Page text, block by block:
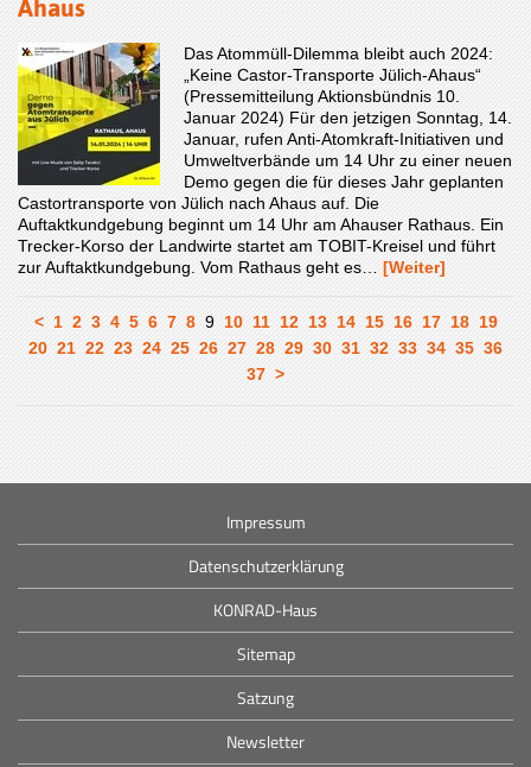
Ahaus
Das Atommüll-Dilemma bleibt auch 2024:
„Keine Castor-Transporte Jülich-Ahaus“
(Pressemitteilung Aktionsbündnis 10.
Januar 2024) Für den jetzigen Sonntag, 14.
Januar, rufen Anti-Atomkraft-Initiativen und
Umweltverbände um 14 Uhr zu einer neuen
Demo gegen die für dieses Jahr geplanten
Castortransporte von Jülich nach Ahaus auf. Die
Auftaktkundgebung beginnt um 14 Uhr am Ahauser Rathaus. Ein
Trecker-Korso der Landwirte startet am TOBIT-Kreisel und führt
zur Auftaktkundgebung. Vom Rathaus geht es… [Weiter]
< 1 2 3 4 5 6 7 8 9 10 11 12 13 14 15 16 17 18 19
20 21 22 23 24 25 26 27 28 29 30 31 32 33 34 35 36
37 >
Impressum
Datenschutzerklärung
KONRAD-Haus
Sitemap
Satzung
Newsletter